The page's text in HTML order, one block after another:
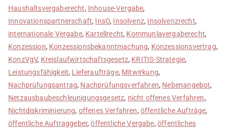
Haushaltsvergaberecht, Inhouse-Vergabe,
Innovationspartnerschaft, InsO, Insolvenz, Insolvenzrecht,
internationale Vergabe, Kartellrecht, Kommunlavergaberecht,
Konzession, Konzessionsbekanntmachung, Konzessionsvertrag,
KonzVgV, Kreislaufwirtschaftsgesetz, KRITIS-Strategie,
Leistungsfähigkeit, Lieferaufträge, Mitwirkung,
Nachprüfungsantrag, Nachprüfungsverfahren, Nebenangebot,
Netzausbaubeschleunigungsgesetz, nicht offenes Verfahren,
Nichtdiskriminierung, offenes Verfahren, öffentliche Aufträge,
öffentliche Auftraggeber,öffentliche Vergabe,öffentliches